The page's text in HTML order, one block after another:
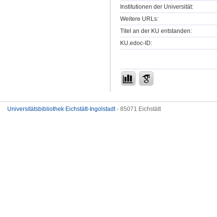
Institutionen der Universität:
Weitere URLs:
Titel an der KU entstanden:
KU.edoc-ID:
Universitätsbibliothek Eichstätt-Ingolstadt- 85071 Eichstätt